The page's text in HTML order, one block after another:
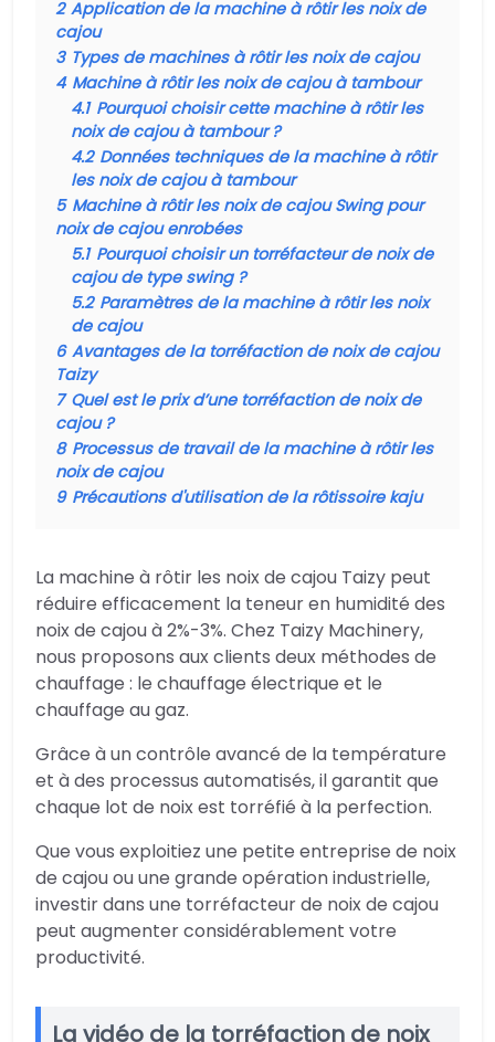
2 Application de la machine à rôtir les noix de
cajou
3 Types de machines à rôtir les noix de cajou
4 Machine à rôtir les noix de cajou à tambour
4.1 Pourquoi choisir cette machine à rôtir les
noix de cajou à tambour ?
4.2 Données techniques de la machine à rôtir
les noix de cajou à tambour
5 Machine à rôtir les noix de cajou Swing pour
noix de cajou enrobées
5.1 Pourquoi choisir un torréfacteur de noix de
cajou de type swing ?
5.2 Paramètres de la machine à rôtir les noix
de cajou
6 Avantages de la torréfaction de noix de cajou
Taizy
7 Quel est le prix d’une torréfaction de noix de
cajou ?
8 Processus de travail de la machine à rôtir les
noix de cajou
9 Précautions d'utilisation de la rôtissoire kaju
La machine à rôtir les noix de cajou Taizy peut
réduire efficacement la teneur en humidité des
noix de cajou à 2%-3%. Chez Taizy Machinery,
nous proposons aux clients deux méthodes de
chauffage : le chauffage électrique et le
chauffage au gaz.
Grâce à un contrôle avancé de la température
et à des processus automatisés, il garantit que
chaque lot de noix est torréfié à la perfection.
Que vous exploitiez une petite entreprise de noix
de cajou ou une grande opération industrielle,
investir dans une torréfacteur de noix de cajou
peut augmenter considérablement votre
productivité.
La vidéo de la torréfaction de noix